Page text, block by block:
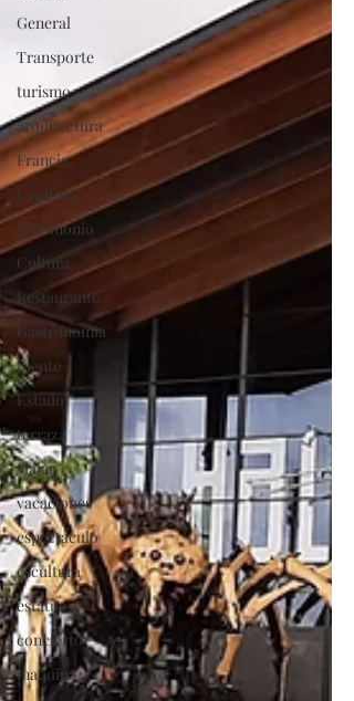
General
Transporte
turismo
arquitectura
Francia
Capitole
Patrimonio
Cultura
Restaurante
Gastronomia
fuente
Estado
terraza
viajar
vacaciones
espectaculo
escultura
estatua
concierto
maquina